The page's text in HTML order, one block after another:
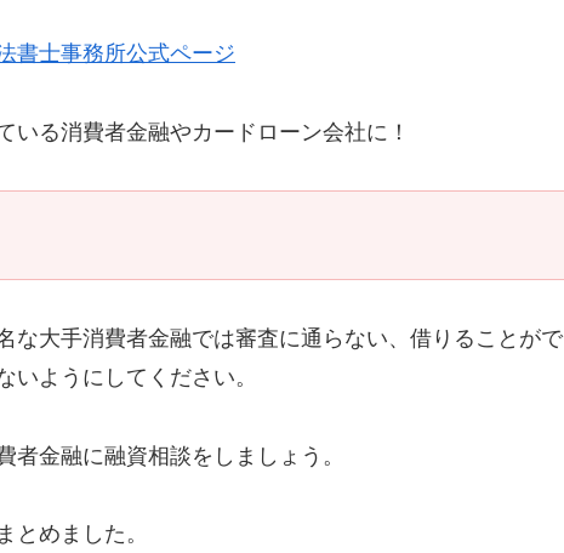
書士事務所公式ページ
る消費者金融やカードローン会社に！
な大手消費者金融では審査に通らない、借りることがで
いようにしてください。
金融に融資相談をしましょう。
とめました。